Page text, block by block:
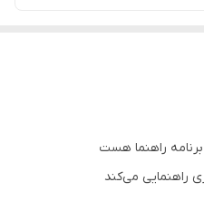
راهنما هست
راهنمایی می‌کند